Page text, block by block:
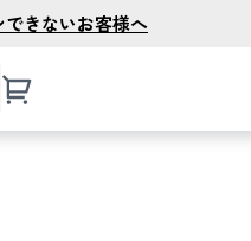
できないお客様へ